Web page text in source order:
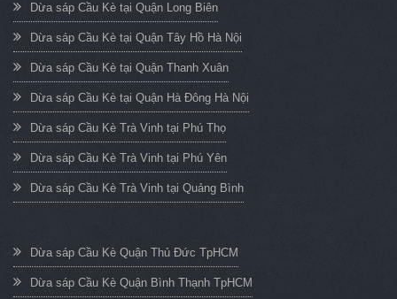
Dừa sáp Cầu Kè tại Quận Long Biên
Dừa sáp Cầu Kè tại Quận Tây Hồ Hà Nội
Dừa sáp Cầu Kè tại Quận Thanh Xuân
Dừa sáp Cầu Kè tại Quận Hà Đông Hà Nội
Dừa sáp Cầu Kè Trà Vinh tại Phú Thọ
Dừa sáp Cầu Kè Trà Vinh tại Phú Yên
Dừa sáp Cầu Kè Trà Vinh tại Quảng Bình
Dừa sáp Cầu Kè Quận Thủ Đức TpHCM
Dừa sáp Cầu Kè Quận Bình Thạnh TpHCM